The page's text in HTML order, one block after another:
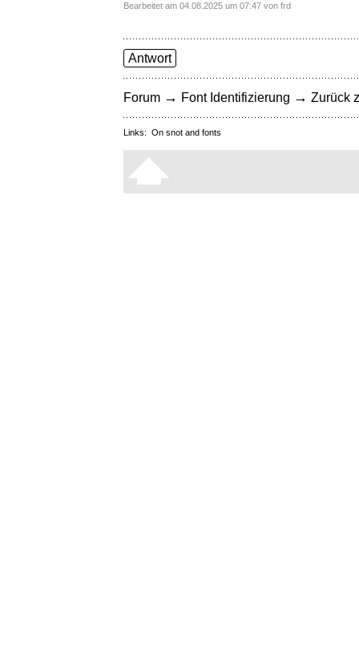
Bearbeitet am 04.08.2025 um 07:47 von frd
Antwort
Forum → Font Identifizierung → Zurück
Links: On snot and fonts